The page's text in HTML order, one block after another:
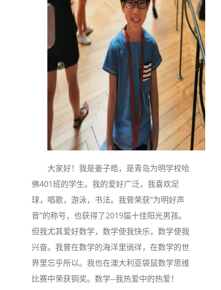
大家好！我是姜子皓，是青岛为明学校哈
佛401班的学生。我的爱好广泛，我喜欢足
球，唱歌，游泳，书法。我曾荣获“为明好声
音”的称号，也获得了2019届十佳阳光男孩。
但我尤其爱好数学，数学使我快乐，数学使我
兴奋。我曾在数学的海洋里徜徉，在数学的世
界里忘乎所以。我也在澳大利亚袋鼠数学思维
比赛中荣获铜奖。数学--我热爱中的热爱！